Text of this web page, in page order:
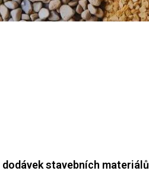
stavebních materiálů